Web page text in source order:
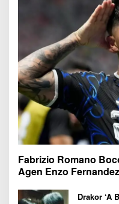
Fabrizio Romano
Agen Enzo
Drakor ‘A